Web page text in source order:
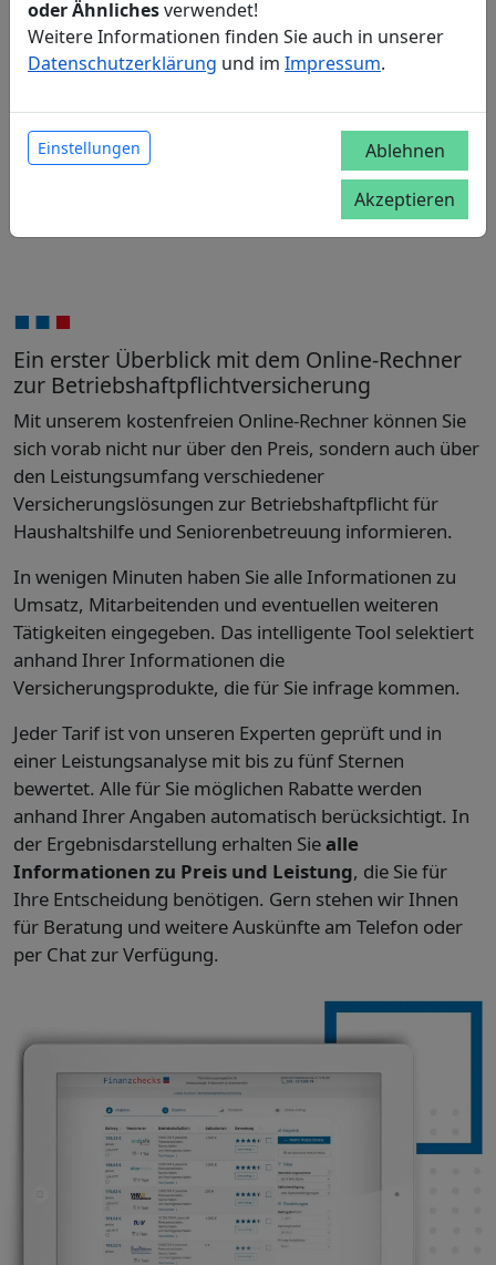
Ein erster Überblick mit dem Online-Rechner
zur Betriebshaftpflichtversicherung
Mit unserem kostenfreien Online-Rechner können Sie
sich vorab nicht nur über den Preis, sondern auch über
den Leistungsumfang verschiedener
Versicherungslösungen zur Betriebshaftpflicht für
Haushaltshilfe und Seniorenbetreuung informieren.
In wenigen Minuten haben Sie alle Informationen zu
Umsatz, Mitarbeitenden und eventuellen weiteren
Tätigkeiten eingegeben. Das intelligente Tool selektiert
anhand Ihrer Informationen die
Versicherungsprodukte, die für Sie infrage kommen.
Jeder Tarif ist von unseren Experten geprüft und in
einer Leistungsanalyse mit bis zu fünf Sternen
bewertet. Alle für Sie möglichen Rabatte werden
anhand Ihrer Angaben automatisch berücksichtigt. In
der Ergebnisdarstellung erhalten Siealle
Informationen zu Preis und Leistung, die Sie für
Ihre Entscheidung benötigen. Gern stehen wir Ihnen
für Beratung und weitere Auskünfte am Telefon oder
per Chat zur Verfügung.
oder Ähnlichesverwendet!
Weitere Informationen finden Sie auch in unserer
Datenschutzerklärung und im Impressum.
Einstellungen
Ablehnen
Akzeptieren